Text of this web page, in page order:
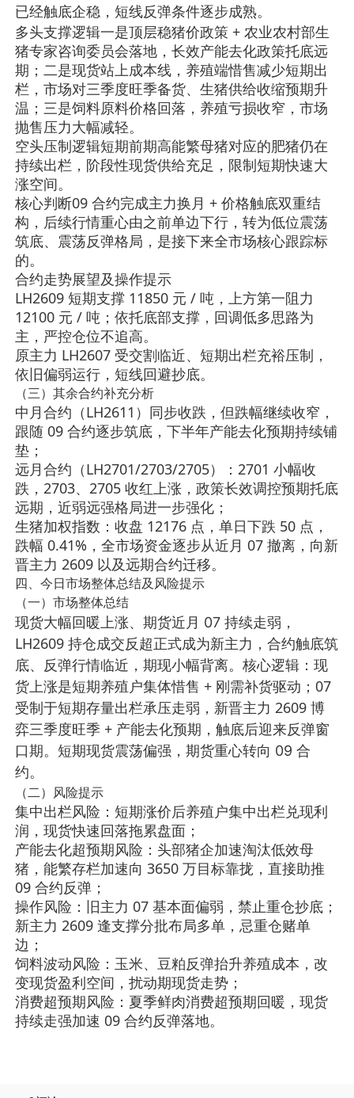
已经触底企稳，短线反弹条件逐步成熟。
多头支撑逻辑一是顶层稳猪价政策 + 农业农村部生
猪专家咨询委员会落地，长效产能去化政策托底远
期；二是现货站上成本线，养殖端惜售减少短期出
栏，市场对三季度旺季备货、生猪供给收缩预期升
温；三是饲料原料价格回落，养殖亏损收窄，市场
抛售压力大幅减轻。
空头压制逻辑短期前期高能繁母猪对应的肥猪仍在
持续出栏，阶段性现货供给充足，限制短期快速大
涨空间。
核心判断09 合约完成主力换月 + 价格触底双重结
构， 后续行情重心由之前单边下行，转为低位震荡
筑底、震荡反弹格局 ，是接下来全市场核心跟踪标
的。
合约走势展望及操作提示
LH2609 短期支撑 11850 元 / 吨，上方第一阻力
12100 元 / 吨；依托底部支撑，回调低多思路为
主，严控仓位不追高。
原主力 LH2607 受交割临近、短期出栏充裕压制，
依旧偏弱运行，短线回避抄底。
（三）其余合约补充分析
中月合约（LH2611）同步收跌，但跌幅继续收窄，
跟随 09 合约逐步筑底，下半年产能去化预期持续铺
垫；
远月合约（LH2701/2703/2705）：2701 小幅收
跌，2703、2705 收红上涨，政策长效调控预期托底
远期，近弱远强格局进一步强化；
生猪加权指数：收盘 12176 点，单日下跌 50 点，
跌幅 0.41%，全市场资金逐步从近月 07 撤离，向新
晋主力 2609 以及远期合约迁移。
四、今日市场整体总结及风险提示
（一）市场整体总结
现货大幅回暖上涨、期货近月 07 持续走弱，
LH2609 持仓成交反超正式成为新主力，合约触底筑
底、反弹行情临近 ，期现小幅背离。核心逻辑：现
货上涨是短期养殖户集体惜售 + 刚需补货驱动；07
受制于短期存量出栏承压走弱，新晋主力 2609 博
弈三季度旺季 + 产能去化预期，触底后迎来反弹窗
口期。短期现货震荡偏强，期货重心转向 09 合
约。
（二）风险提示
集中出栏风险 ：短期涨价后养殖户集中出栏兑现利
润，现货快速回落拖累盘面；
产能去化超预期风险 ：头部猪企加速淘汰低效母
猪，能繁存栏加速向 3650 万目标靠拢，直接助推
09 合约反弹；
操作风险 ：旧主力 07 基本面偏弱，禁止重仓抄底；
新主力 2609 逢支撑分批布局多单，忌重仓赌单
边；
饲料波动风险 ：玉米、豆粕反弹抬升养殖成本，改
变现货盈利空间，扰动期现货走势；
消费超预期风险 ：夏季鲜肉消费超预期回暖，现货
持续走强加速 09 合约反弹落地。